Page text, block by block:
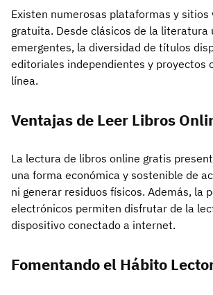
Existen numerosas plataformas y
gratuita. Desde clásicos de la
emergentes, la diversidad de títulos
editoriales independientes y proyectos
línea.
Ventajas de Leer Libros
La lectura de libros online gratis
una forma económica y sostenible de
ni generar residuos físicos. Además, la
electrónicos permiten disfrutar de la
dispositivo conectado a internet.
Fomentando el Hábito